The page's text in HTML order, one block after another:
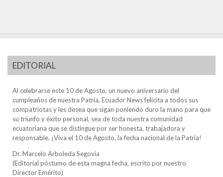
EDITORIAL
Al celebrarse este 10 de Agosto, un nuevo aniversario del
cumpleaños de nuestra Patria, Ecuador News felicita a todos sus
compatriotas y les desea que sigan poniendo duro la mano para que
su triunfo y éxito personal, sea de toda nuestra comunidad
ecuatoriana que se distingue por ser honesta, trabajadora y
responsable. ¡Viva el 10 de Agosto, la fecha nacional de la Patria!
Dr. Marcelo Arboleda Segovia
(Editorial póstumo de esta magna fecha, escrito por nuestro
Director Emérito)